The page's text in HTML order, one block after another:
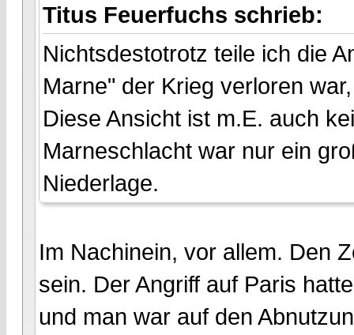
Titus Feuerfuchs schrieb:
Nichtsdestotrotz teile ich die
Marne" der Krieg verloren
Diese Ansicht ist m.E. auch
Marneschlacht war nur ein
Niederlage.
Im Nachinein, vor allem. Den
sein. Der Angriff auf Paris
und man war auf den